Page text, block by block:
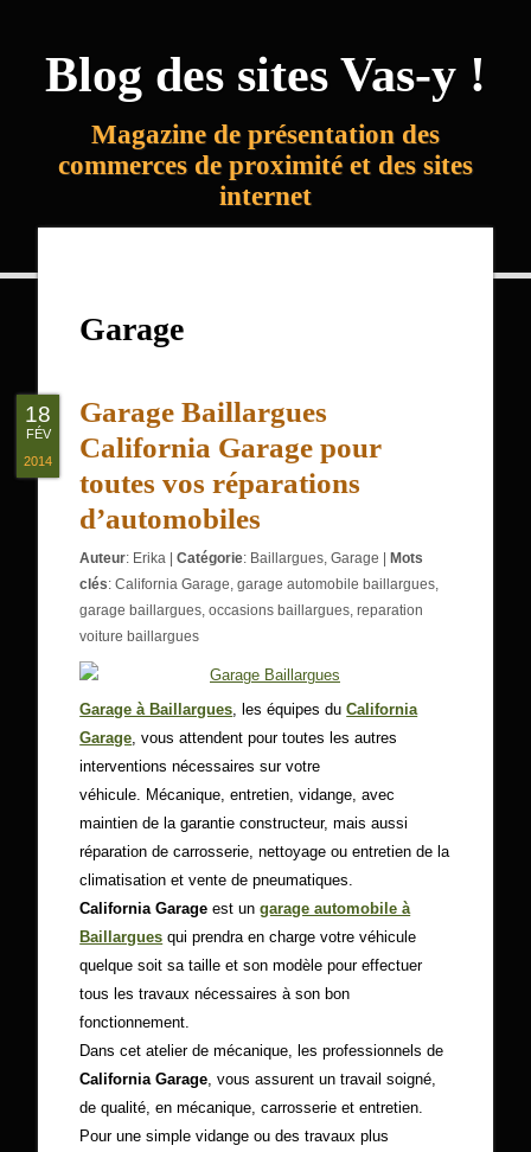
Blog des sites Vas-y !
Magazine de présentation des
commerces de proximité et des sites
internet
Garage
Garage Baillargues
California Garage pour
toutes vos réparations
d’automobiles
Auteur: Erika |Catégorie: Baillargues,Garage
Mots
clés:California Garage,garage automobile baillargues,
garage baillargues,occasions baillargues,reparation
voiture baillargues
Garage à Baillargues, les équipes duCalifornia
Garage, vous attendent pour toutes les autres
interventions nécessaires sur votre
véhicule. Mécanique, entretien, vidange, avec
maintien de la garantie constructeur, mais aussi
réparation de carrosserie, nettoyage ou entretien de la
climatisation et vente de pneumatiques.
California Garage est ungarage automobile à
Baillargues qui prendra en charge votre véhicule
quelque soit sa taille et son modèle pour effectuer
tous les travaux nécessaires à son bon
fonctionnement.
Dans cet atelier de mécanique, les professionnels de
California Garage, vous assurent un travail soigné,
de qualité, en mécanique, carrosserie et entretien.
Pour une simple vidange ou des travaux plus
18
FÉV
2014